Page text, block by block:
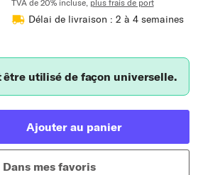
TVA de 20% incluse, plus frais de port
Délai de livraison : 2 à 4 semaines
utilisé de façon universelle.
Ajouter au panier
Dans mes favoris